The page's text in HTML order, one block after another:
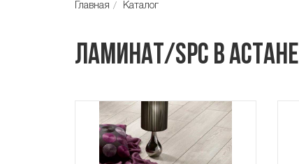
Главная Каталог
Ламинат/SPC в Астане